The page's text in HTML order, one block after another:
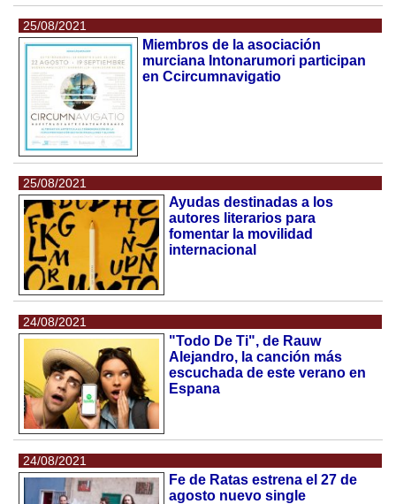
25/08/2021
Miembros de la asociación
murciana Intonarumori participan
en Ccircumnavigatio
25/08/2021
Ayudas destinadas a los
autores literarios para
fomentar la movilidad
internacional
24/08/2021
"Todo De Ti", de Rauw
Alejandro, la canción más
escuchada de este verano en
Espana
24/08/2021
Fe de Ratas estrena el 27 de
agosto nuevo single